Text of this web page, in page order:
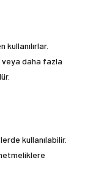
veya daha fazla
kullanılabilir.